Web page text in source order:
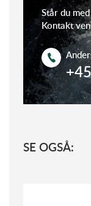
Står du
Kontakt
SE OGSÅ: